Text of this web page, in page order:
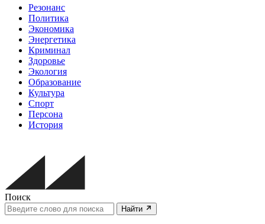
Резонанс
Политика
Экономика
Энергетика
Криминал
Здоровье
Экология
Образование
Культура
Спорт
Персона
История
Поиск
Найти